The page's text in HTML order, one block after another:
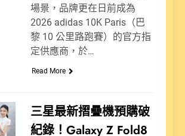
場景，品牌更在日前成為
2026 adidas 10K Paris（巴
黎 10 公里路跑賽）的官方指
定供應商，於…
Read More
三星最新摺疊機預購破
紀錄！Galaxy Z Fold8